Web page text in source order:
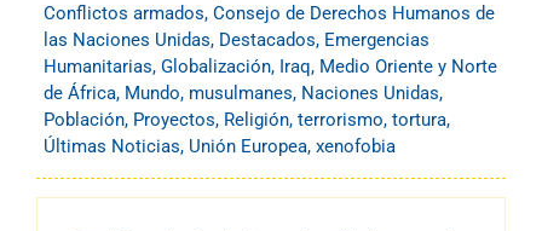
Conflictos armados, Consejo de Derechos Humanos de
las Naciones Unidas, Destacados, Emergencias
Humanitarias, Globalización, Iraq, Medio Oriente y Norte
de África, Mundo, musulmanes, Naciones Unidas,
Población, Proyectos, Religión, terrorismo, tortura,
Últimas Noticias, Unión Europea, xenofobia